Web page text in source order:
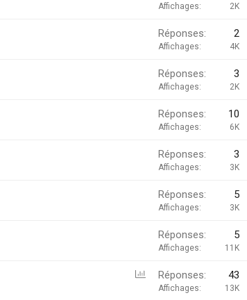
Affichages 2K
Réponses 2
Affichages 4K
Réponses 3
Affichages 2K
Réponses 10
Affichages 6K
Réponses 3
Affichages 3K
Réponses 5
Affichages 3K
Réponses 5
Affichages 11K
S
Réponses 43
Affichages 13K